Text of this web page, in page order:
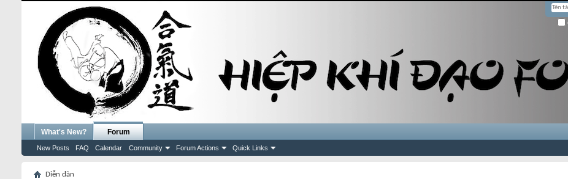
What's New? Forum
New Posts FAQ Calendar Community Forum Actions Quick Links
Diễn đàn